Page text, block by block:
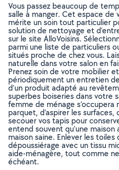
Vous passez beaucoup de
salle à manger. Cet espace de
mérite un soin tout particulier
solution de nettoyage et
sur le site AlloVoisins.
parmi une liste de particuliers
situés proche de chez vous.
naturelle dans votre salon en
Prenez soin de votre mobilier
périodiquement un entretien
d’un produit adapté au
superbes boiseries dans votre
femme de ménage
parquet, d’aspirer les surfaces,
secouer vos tapis pour
entend souvent qu’une
maison saine. Enlever les toiles
dépoussiérage avec un tissu
aide-ménagère, tout comme
échéant.